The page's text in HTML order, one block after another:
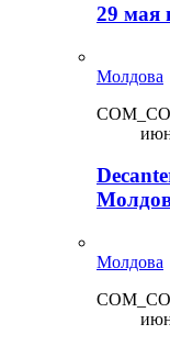
29 мая
Молдова
Молдова